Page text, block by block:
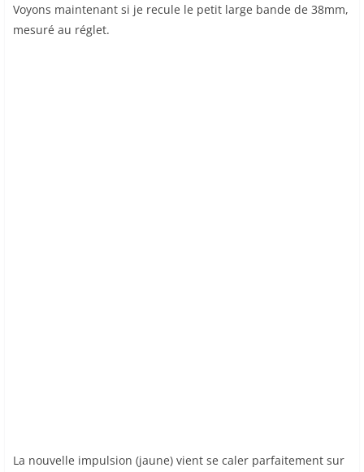
Voyons maintenant si je recule le petit large bande de 38mm,
mesuré au réglet.
La nouvelle impulsion (jaune) vient se caler parfaitement sur